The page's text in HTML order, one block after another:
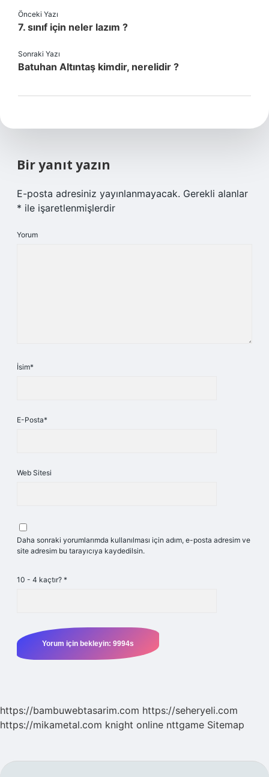
Önceki Yazı
7. sınıf için neler lazım ?
Sonraki Yazı
Batuhan Altıntaş kimdir, nerelidir ?
Bir yanıt yazın
E-posta adresiniz yayınlanmayacak. Gerekli alanlar
* ile işaretlenmişlerdir
Yorum
İsim*
E-Posta*
Web Sitesi
Daha sonraki yorumlarımda kullanılması için adım, e-posta adresim ve
site adresim bu tarayıcıya kaydedilsin.
10 - 4 kaçtır? *
https://bambuwebtasarim.com https://seheryeli.com
https://mikametal.com knight online nttgame Sitemap